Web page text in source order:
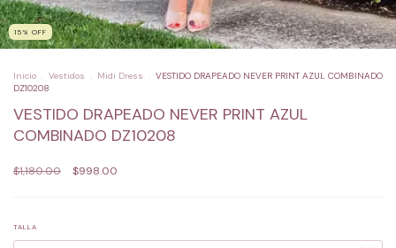
15 % OFF
Inicio . Vestidos . Midi Dress . VESTIDO DRAPEADO NEVER PRINT AZUL COMBINADO
DZ10208
VESTIDO DRAPEADO NEVER PRINT AZUL
COMBINADO DZ10208
$1,180.00 $998.00
TALLA